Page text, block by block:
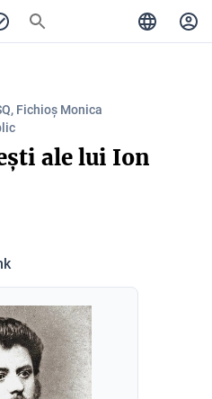
Fichioș Monica
ale lui Ion